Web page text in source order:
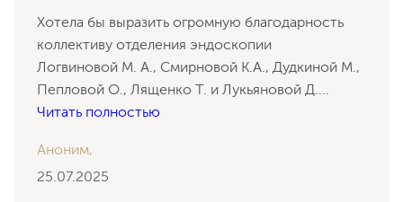
Хотела бы выразить огромную благодарность
коллективу отделения эндоскопии
Логвиновой М. А., Смирновой К.А., Дудкиной М.,
Пепловой О., Лященко Т. и Лукьяновой Д....
Читать полностью
Аноним,
25.07.2025